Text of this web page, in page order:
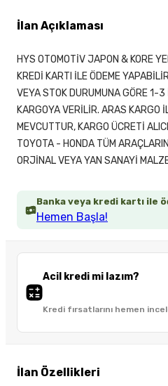
Banka veya kredi kartı ile
Hemen Başla!
Acil kredi mi lazım?
Kredi fırsatlarını hemen
İlan Özellikleri
İlan Açıklaması
HYS OTOMOTİV JAPON & KORE
KREDİ KARTI İLE ÖDEME
VEYA STOK DURUMUNA GÖRE 1-
KARGOYA VERİLİR. ARAS KARGO
MEVCUTTUR, KARGO ÜCRETİ
TOYOTA - HONDA TÜM
ORJİNAL VEYA YAN SANAYİ